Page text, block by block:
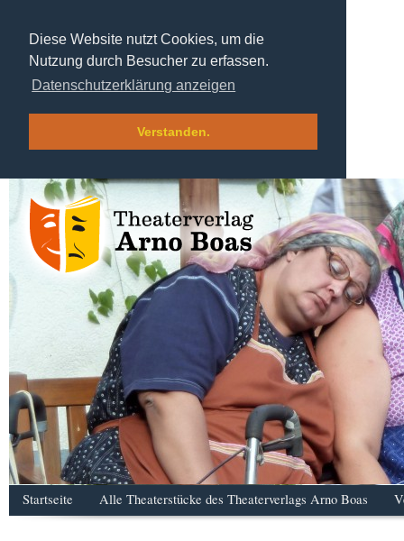
Diese Website nutzt Cookies, um die
Nutzung durch Besucher zu erfassen.
Datenschutzerklärung anzeigen
Verstanden.
Startseite Alle Theaterstücke des Theaterverlags Arno Boas